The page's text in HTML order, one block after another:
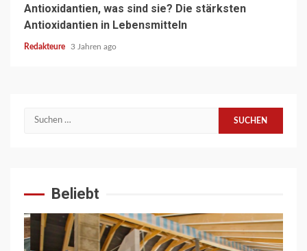
Antioxidantien, was sind sie? Die stärksten
Antioxidantien in Lebensmitteln
Redakteure 3 Jahren ago
Suchen
Beliebt